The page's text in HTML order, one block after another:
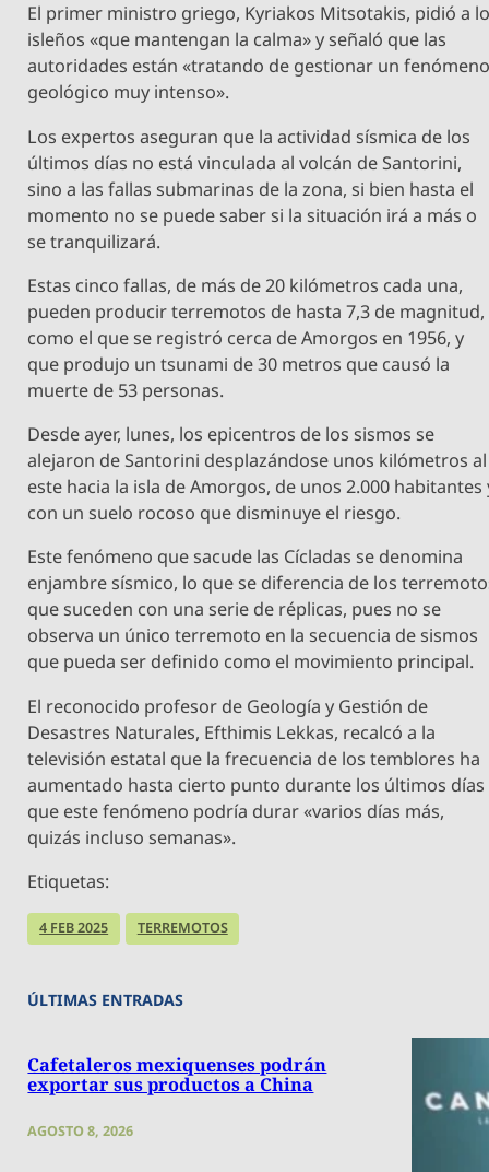
El primer ministro griego, Kyriakos Mitsotakis, pidió a
isleños «que mantengan la calma» y señaló que las
autoridades están «tratando de gestionar un
geológico muy intenso».
Los expertos aseguran que la actividad sísmica de los
últimos días no está vinculada al volcán de Santorini,
sino a las fallas submarinas de la zona, si bien hasta el
momento no se puede saber si la situación irá a más o
se tranquilizará.
Estas cinco fallas, de más de 20 kilómetros cada una,
pueden producir terremotos de hasta 7,3 de magnitud,
como el que se registró cerca de Amorgos en 1956, y
que produjo un tsunami de 30 metros que causó la
muerte de 53 personas.
Desde ayer, lunes, los epicentros de los sismos se
alejaron de Santorini desplazándose unos kilómetros al
este hacia la isla de Amorgos, de unos 2.000 habitantes
con un suelo rocoso que disminuye el riesgo.
Este fenómeno que sacude las Cícladas se denomina
enjambre sísmico, lo que se diferencia de los
que suceden con una serie de réplicas, pues no se
observa un único terremoto en la secuencia de sismos
que pueda ser definido como el movimiento principal.
El reconocido profesor de Geología y Gestión de
Desastres Naturales, Efthimis Lekkas, recalcó a la
televisión estatal que la frecuencia de los temblores ha
aumentado hasta cierto punto durante los últimos días
que este fenómeno podría durar «varios días más,
quizás incluso semanas».
Etiquetas:
4 FEB 2025 TERREMOTOS
ÚLTIMAS ENTRADAS
Cafetaleros mexiquenses podrán
exportar sus productos a China
AGOSTO 8, 2026